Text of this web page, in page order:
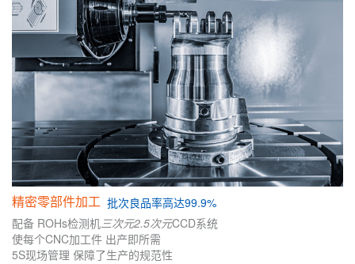
精密零部件加工 批次良品率高达99.9%
配备 ROHs检测机三次元2.5次元CCD系统
使每个CNC加工件 出产即所需
5S现场管理 保障了生产的规范性